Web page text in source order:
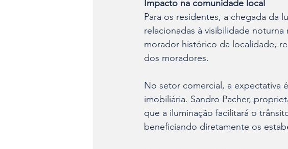
Impacto na comunidade local
Para os residentes, a chegada da
relacionadas à visibilidade
morador histórico da localidade,
dos moradores.
No setor comercial, a expectativa
imobiliária. Sandro Pacher,
que a iluminação facilitará o
beneficiando diretamente os